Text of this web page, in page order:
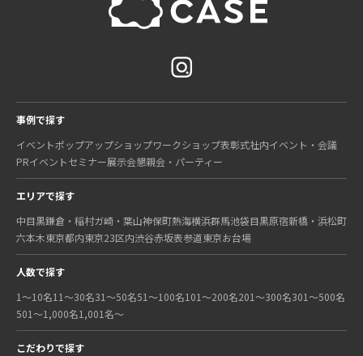
事例で探す
イベントポップアップショップワークショップ表彰式社内イベント・会議
PRイベントセミナー展示会懇親会・パーティー
エリアで探す
中目黒鎌倉・稲村ガ崎・葉山神保町熱海横浜群馬池袋目黒原宿新橋・浜松町
六本木東京都内東京23区内渋谷赤坂表参道東京お台場
人数で探す
1〜10名11〜30名31〜50名51〜100名101〜200名201〜300名301〜500名
501〜1,000名1,001名〜
こだわりで探す